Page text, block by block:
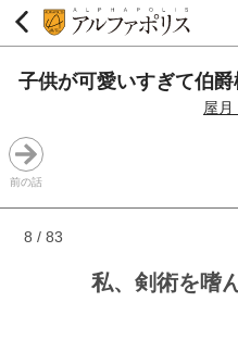
子供が可愛いすぎて伯
屋月
前の話
8 / 83
私、剣術を嗜